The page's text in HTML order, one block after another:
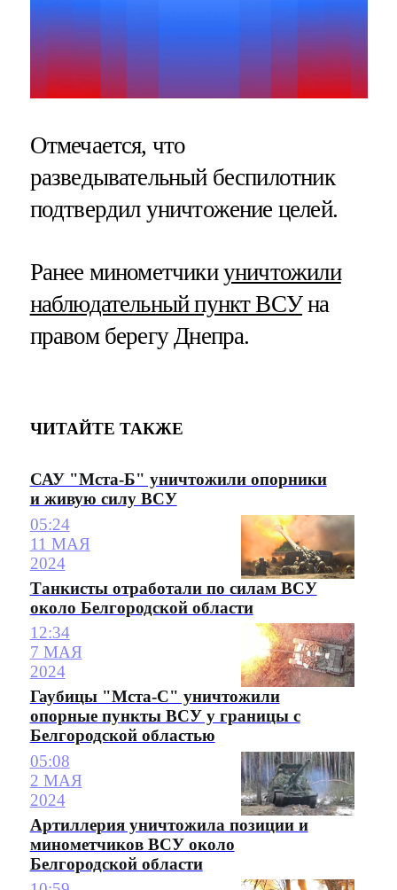
Отмечается, что
разведывательный беспилотник
подтвердил уничтожение целей.
Ранее минометчикиуничтожили
наблюдательный пункт ВСУна
правом берегу Днепра.
ЧИТАЙТЕ ТАКЖЕ
САУ "Мста-Б" уничтожили опорники
и живую силу ВСУ
05:24
11 МАЯ
2024
Танкисты отработали по силам ВСУ
около Белгородской области
12:34
7 МАЯ
2024
Гаубицы "Мста-С" уничтожили
опорные пункты ВСУ у границы с
Белгородской областью
05:08
2 МАЯ
2024
Артиллерия уничтожила позиции и
минометчиков ВСУ около
Белгородской области